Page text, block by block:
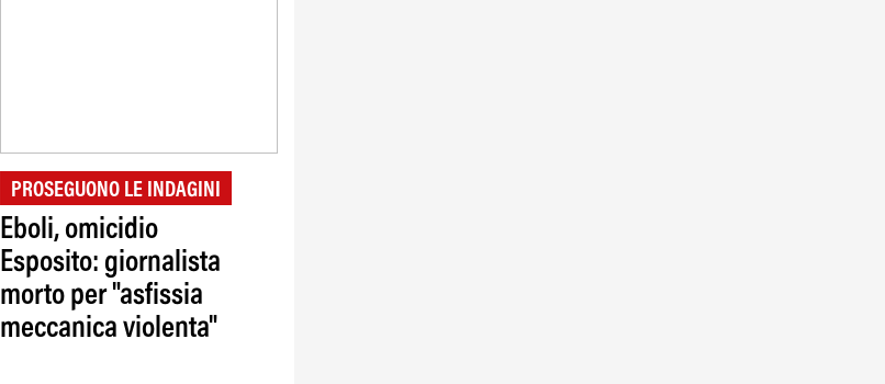
PROSEGUONO LE INDAGINI
Eboli, omicidio
Esposito: giornalista
morto per "asfissia
meccanica violenta"